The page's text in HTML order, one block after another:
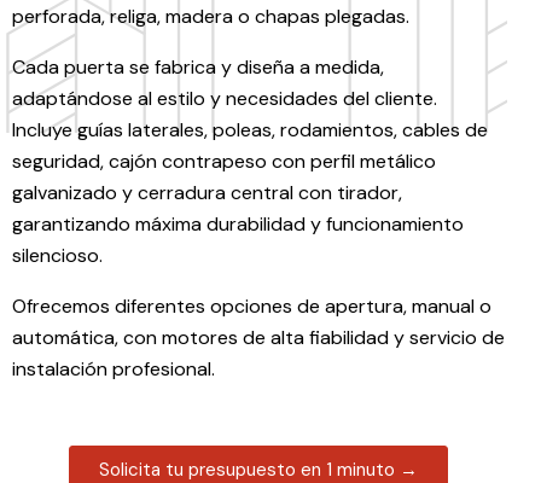
perforada, religa, madera o chapas plegadas.
Cada puerta se fabrica y diseña a medida,
adaptándose al estilo y necesidades del cliente.
Incluye guías laterales, poleas, rodamientos, cables de
seguridad, cajón contrapeso con perfil metálico
galvanizado y cerradura central con tirador,
garantizando máxima durabilidad y funcionamiento
silencioso.
Ofrecemos diferentes opciones de apertura, manual o
automática, con motores de alta fiabilidad y servicio de
instalación profesional.
Solicita tu presupuesto en 1 minuto →